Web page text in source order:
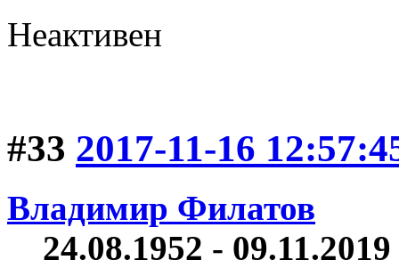
Неактивен
#33 2017-11-16
Владимир Филатов
24.08.1952 -